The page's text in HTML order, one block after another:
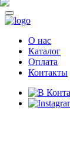
О нас
Каталог
Оплата
Контакты